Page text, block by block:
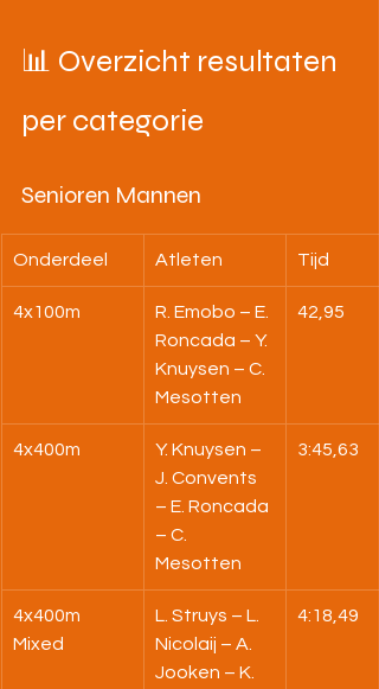
📊 Overzicht resultaten
per categorie
Senioren Mannen
Onderdeel Atleten Tijd
4x100m
R. Emobo – E.
Roncada – Y.
Knuysen – C.
Mesotten
42,95
4x400m
Y. Knuysen –
J. Convents
– E. Roncada
– C.
Mesotten
3:45,63
4x400m
Mixed
L. Struys – L.
Nicolaij – A.
Jooken – K.
4:18,49